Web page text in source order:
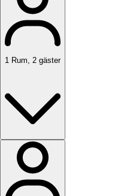
1 Rum 2 gäster